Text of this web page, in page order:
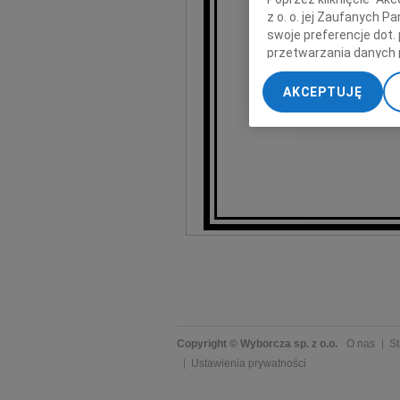
zespół
Copyright © Wyborcza sp. z o.o. O nas
Ustawienia prywatności
z o. o. jej Zaufanych
swoje preferencje dot.
przetwarzania danych
„Ustawienia
My, nasi Zaufani
dokładnych danych
Przechowywanie
treści, badnie
AKCEPTUJĘ